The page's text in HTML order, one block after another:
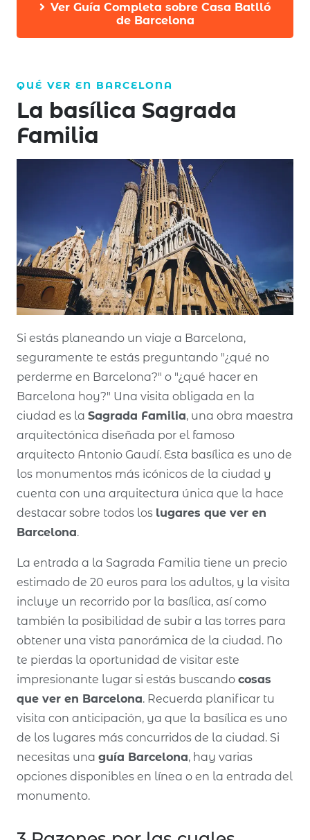
Ver Guía Completa sobre Casa Batlló
de Barcelona
QUÉ VER EN BARCELONA
La basílica Sagrada
Familia
Si estás planeando un viaje a Barcelona,
seguramente te estás preguntando "¿qué no
perderme en Barcelona?" o "¿qué hacer en
Barcelona hoy?" Una visita obligada en la
ciudad es la Sagrada Familia, una obra maestra
arquitectónica diseñada por el famoso
arquitecto Antonio Gaudí. Esta basílica es uno de
los monumentos más icónicos de la ciudad y
cuenta con una arquitectura única que la hace
destacar sobre todos los lugares que ver en
Barcelona.
La entrada a la Sagrada Familia tiene un precio
estimado de 20 euros para los adultos, y la visita
incluye un recorrido por la basílica, así como
también la posibilidad de subir a las torres para
obtener una vista panorámica de la ciudad. No
te pierdas la oportunidad de visitar este
impresionante lugar si estás buscando cosas
que ver en Barcelona. Recuerda planificar tu
visita con anticipación, ya que la basílica es uno
de los lugares más concurridos de la ciudad. Si
necesitas una guía Barcelona, hay varias
opciones disponibles en línea o en la entrada del
monumento.